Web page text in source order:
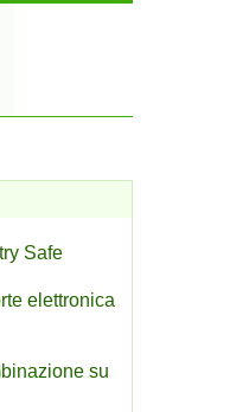
Safe
elettronica
su